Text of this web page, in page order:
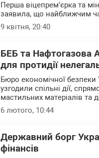
Перша віцепрем’єрка та
заявила, що найближчим
9 квітня, 20:40
БЕБ та Нафтогазова
для протидії
Бюро економічної безпеки
узгодили спільні дії,
мастильних матеріалів та
6 лютого, 10:44
Державний борг
фінансів